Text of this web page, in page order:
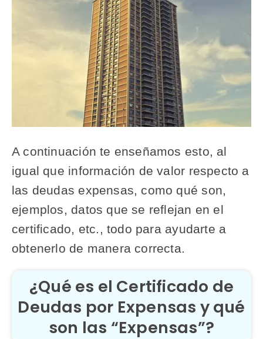
A continuación te enseñamos esto, al
igual que información de valor respecto a
las deudas expensas, como qué son,
ejemplos, datos que se reflejan en el
certificado, etc., todo para ayudarte a
obtenerlo de manera correcta.
¿Qué es el Certificado de
Deudas por Expensas y qué
son las “Expensas”?